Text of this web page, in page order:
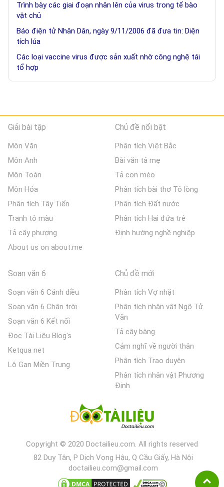
Trình bày các giai đoạn nhân lên của virus trong tế bào
vật chủ
Báo điện tử Nhân Dân, ngày 9/11/2006 đã đưa tin: Diện
tích lúa
Các loại vaccine virus được sản xuất nhờ công nghệ tái
tổ hợp
Giải bài tập
Môn Văn
Môn Anh
Môn Toán
Môn Hóa
Phân tích Tây Tiến
Tranh tô màu
Tả cây phượng
About us on about.me
Chủ đề nổi bật
Phân tích Việt Bắc
Bài văn tả mẹ
Tả con mèo
Phân tích bài thơ Tỏ lòng
Phân tích Đất nước
Phân tích Hai đứa trẻ
Định hướng nghề nghiệp
Soạn văn 6
Soạn văn 6 Cánh diều
Soạn văn 6 Chân trời
Soạn văn 6 Kết nối
Đọc Tài Liệu Blog's
Ketqua net
Lô Gan Miền Trung
Chủ đề mới
Phân tích Vợ nhặt
Phân tích nhân vật Ngô Tử
Văn
Tả cây bàng
Cảm nghĩ về người thân
Phân tích Trao duyên
Phân tích nhân vật Phương
Định
Copyright © 2020 Doctailieu.com. All rights reserved
82 Duy Tân, P Dịch Vọng Hậu, Q Cầu Giấy, Hà Nội
doctailieu.com@gmail.com